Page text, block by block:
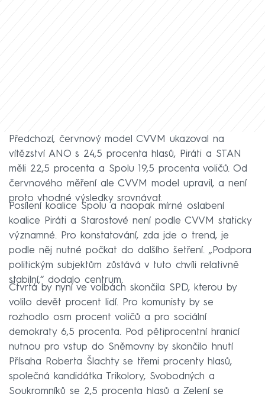
Předchozí, červnový model CVVM ukazoval na
vítězství ANO s 24,5 procenta hlasů, Piráti a STAN
měli 22,5 procenta a Spolu 19,5 procenta voličů. Od
červnového měření ale CVVM model upravil, a není
proto vhodné výsledky srovnávat.
Posílení koalice Spolu a naopak mírné oslabení
koalice Piráti a Starostové není podle CVVM staticky
významné. Pro konstatování, zda jde o trend, je
podle něj nutné počkat do dalšího šetření. „Podpora
politickým subjektům zůstává v tuto chvíli relativně
stabilní,“ dodalo centrum.
Čtvrtá by nyní ve volbách skončila SPD, kterou by
volilo devět procent lidí. Pro komunisty by se
rozhodlo osm procent voličů a pro sociální
demokraty 6,5 procenta. Pod pětiprocentní hranicí
nutnou pro vstup do Sněmovny by skončilo hnutí
Přísaha Roberta Šlachty se třemi procenty hlasů,
společná kandidátka Trikolory, Svobodných a
Soukromníků se 2,5 procenta hlasů a Zelení se